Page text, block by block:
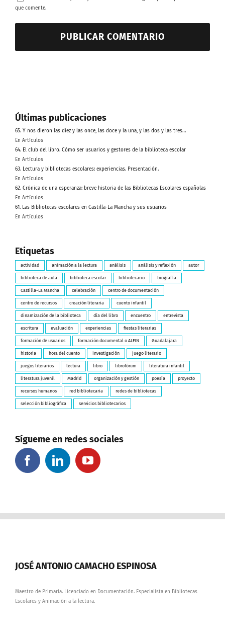
que comente.
Últimas publicaciones
65. Y nos dieron las diez y las once, las doce y la una, y las dos y las tres…
En Artículos
64. El club del libro. Cómo ser usuarios y gestores de la biblioteca escolar
En Artículos
63. Lectura y bibliotecas escolares: experiencias. Presentación.
En Artículos
62. Crónica de una esperanza: breve historia de las Bibliotecas Escolares españolas
En Artículos
61. Las Bibliotecas escolares en Castilla-La Mancha y sus usuarios
En Artículos
Etiquetas
actividad animación a la lectura análisis análisis y reflexión autor
biblioteca de aula biblioteca escolar bibliotecario biografía
Castilla-La Mancha celebración centro de documentación
centro de recursos creación literaria cuento infantil
dinamización de la biblioteca día del libro encuentro entrevista
escritura evaluación experiencias fiestas literarias
formación de usuarios formación documental o ALFIN Guadalajara
historia hora del cuento investigación juego literario
juegos literarios lectura libro librofórum literatura infantil
literatura juvenil Madrid organización y gestión poesía proyecto
recursos humanos red bibliotecaria redes de bibliotecas
selección bibliográfica servicios bibliotecarios
Sígueme en redes sociales
JOSÉ ANTONIO CAMACHO ESPINOSA
Maestro de Primaria. Licenciado en Documentación. Especialista en Bibliotecas
Escolares y Animación a la lectura.